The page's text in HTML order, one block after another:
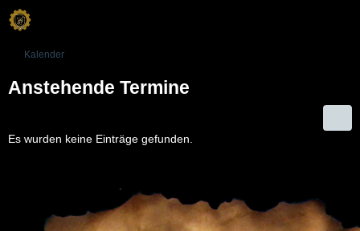
Kalender
Anstehende Termine
Es wurden keine Einträge gefunden.